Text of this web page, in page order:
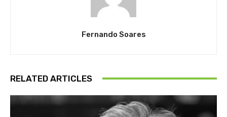
Fernando Soares
RELATED ARTICLES